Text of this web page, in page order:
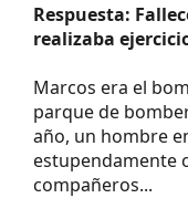
Respuesta:
realizaba
Marcos era el
parque de
año, un hombre
estupendamente
compañeros...